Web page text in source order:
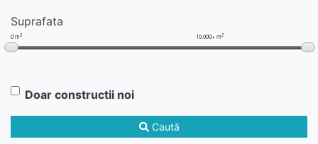
Suprafata
0 m2 10.000+ m2
Doar constructii noi
Caută